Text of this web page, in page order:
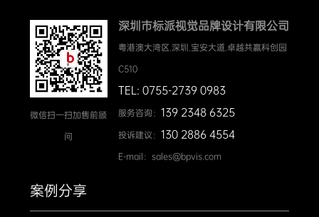
微信扫一扫加售前顾
问
深圳市标派视觉品牌设计有限公司
粤港澳大湾区.深圳.宝安大道.卓越共赢科创园
C510
TEL: 0755-2739 0983
服务咨询： 139 2348 6325
投诉建议： 130 2886 4554
E-mail：sales@bpvis.com
案例分享